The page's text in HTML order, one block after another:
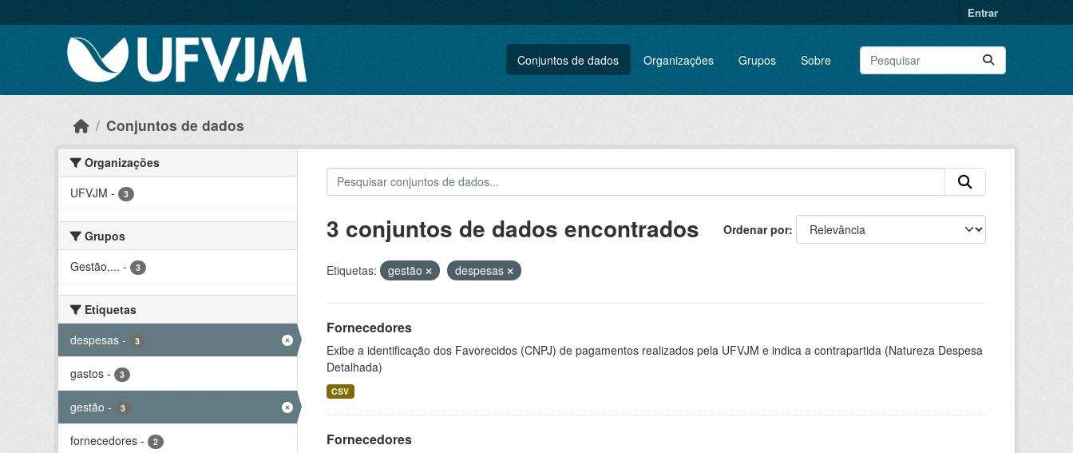
Entrar
Conjuntos de dados Organizações Grupos Sobre
Conjuntos de dados
Organizações
UFVJM - 3
Grupos
Gestão,... - 3
Etiquetas
despesas - 3
gastos - 3
gestão - 3
fornecedores - 2
Ordenar por
3 conjuntos de dados encontrados
Etiquetas: gestão despesas
Fornecedores
Exibe a identificação dos Favorecidos (CNPJ) de pagamentos realizados pela UFVJM e indica a contrapartida (Natureza Despesa
Detalhada)
CSV
Fornecedores